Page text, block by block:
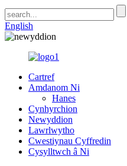
English
Cartref
Amdanom Ni
Hanes
Cynhyrchion
Newyddion
Lawrlwytho
Cwestiynau Cyffredin
Cysylltwch â Ni